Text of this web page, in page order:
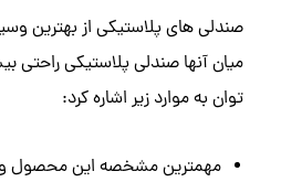
صندلی های پلاستیکی از بهترین
میان آنها صندلی پلاستیکی
توان به موارد زیر اشاره کرد:
مهمترین مشخصه این محصول